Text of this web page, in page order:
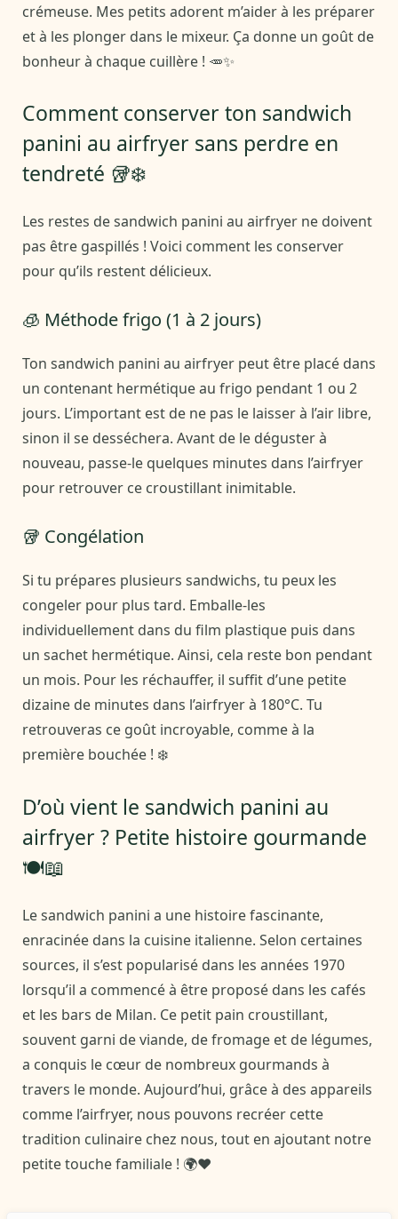
crémeuse. Mes petits adorent m’aider à les préparer
et à les plonger dans le mixeur. Ça donne un goût de
bonheur à chaque cuillère ! 🥕✨
Comment conserver ton sandwich
panini au airfryer sans perdre en
tendreté 🥡❄️
Les restes de sandwich panini au airfryer ne doivent
pas être gaspillés ! Voici comment les conserver
pour qu’ils restent délicieux.
🧊 Méthode frigo (1 à 2 jours)
Ton sandwich panini au airfryer peut être placé dans
un contenant hermétique au frigo pendant 1 ou 2
jours. L’important est de ne pas le laisser à l’air libre,
sinon il se desséchera. Avant de le déguster à
nouveau, passe-le quelques minutes dans l’airfryer
pour retrouver ce croustillant inimitable.
🥡 Congélation
Si tu prépares plusieurs sandwichs, tu peux les
congeler pour plus tard. Emballe-les
individuellement dans du film plastique puis dans
un sachet hermétique. Ainsi, cela reste bon pendant
un mois. Pour les réchauffer, il suffit d’une petite
dizaine de minutes dans l’airfryer à 180°C. Tu
retrouveras ce goût incroyable, comme à la
première bouchée ! ❄️
D’où vient le sandwich panini au
airfryer ? Petite histoire gourmande
🍽️📖
Le sandwich panini a une histoire fascinante,
enracinée dans la cuisine italienne. Selon certaines
sources, il s’est popularisé dans les années 1970
lorsqu’il a commencé à être proposé dans les cafés
et les bars de Milan. Ce petit pain croustillant,
souvent garni de viande, de fromage et de légumes,
a conquis le cœur de nombreux gourmands à
travers le monde. Aujourd’hui, grâce à des appareils
comme l’airfryer, nous pouvons recréer cette
tradition culinaire chez nous, tout en ajoutant notre
petite touche familiale ! 🌍❤️